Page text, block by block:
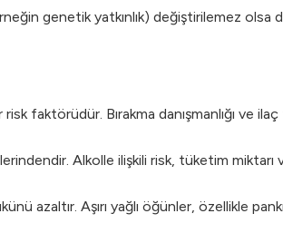
genetik yatkınlık) değiştirilemez olsa
faktörüdür. Bırakma danışmanlığı ve
Alkolle ilişkili risk, tüketim miktarı
azaltır. Aşırı yağlı öğünler, özellikle